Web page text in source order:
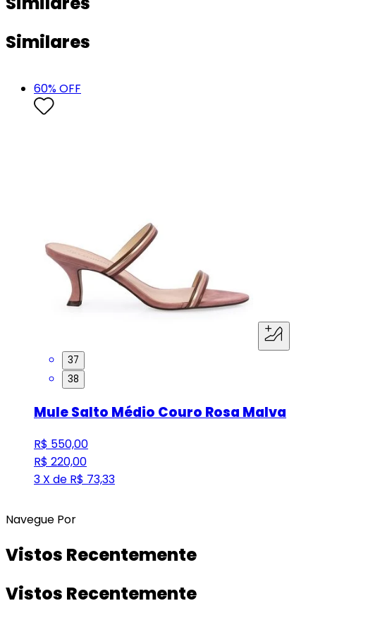
Similares
60% OFF
37
38
Mule Salto Médio Couro Rosa Malva
R$ 550,00
R$ 220,00
3 X de R$ 73,33
Navegue Por
Vistos Recentemente
Vistos Recentemente